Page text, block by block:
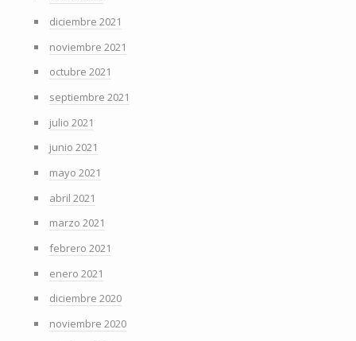
diciembre 2021
noviembre 2021
octubre 2021
septiembre 2021
julio 2021
junio 2021
mayo 2021
abril 2021
marzo 2021
febrero 2021
enero 2021
diciembre 2020
noviembre 2020